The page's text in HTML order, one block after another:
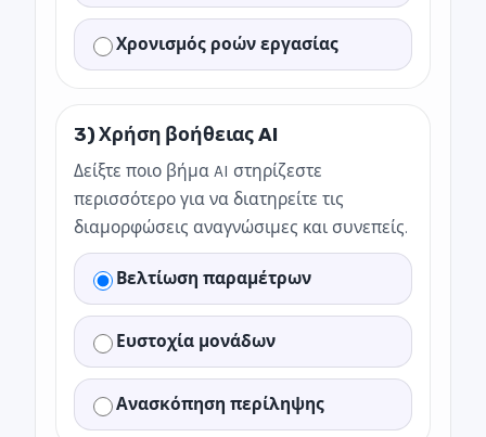
Χρονισμός ροών εργασίας
3) Χρήση βοήθειας AI
Δείξτε ποιο βήμα AI στηρίζεστε
περισσότερο για να διατηρείτε τις
διαμορφώσεις αναγνώσιμες και συνεπείς.
Βελτίωση παραμέτρων
Ευστοχία μονάδων
Ανασκόπηση περίληψης